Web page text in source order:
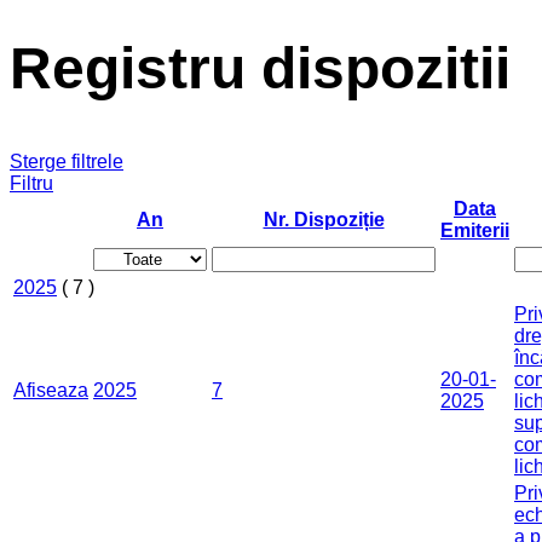
Registru dispozitii
Sterge filtrele
Filtru
An
Nr. Dispoziție
Data
Emiterii
2025 ( 7 )
Afiseaza 2025 7
20-01-
2025
a